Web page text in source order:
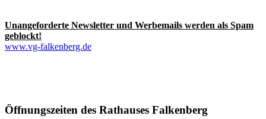
Unangeforderte Newsletter und Werbemails werden als Spam
geblockt!
www.vg-falkenberg.de
Öffnungszeiten des Rathauses Falkenberg